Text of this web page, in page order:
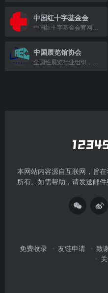
中国红十字基金会
中国展览馆协会
本网站内容源自互联网，旨
所有。如需帮助，请发送邮
免费收录 友链申请 致